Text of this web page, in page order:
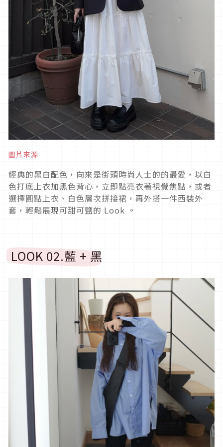
圖片來源
經典的黑白配色，向來是街頭時尚人士的的最愛，以白
色打底上衣加黑色背心，立即點亮衣著視覺焦點，或者
選擇圓點上衣、白色層次拼接裙，再外搭一件西裝外
套，輕鬆展現可甜可鹽的 Look 。
LOOK 02.藍 + 黑